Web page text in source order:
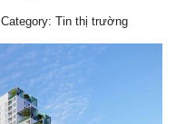
Category: Tin thị trường